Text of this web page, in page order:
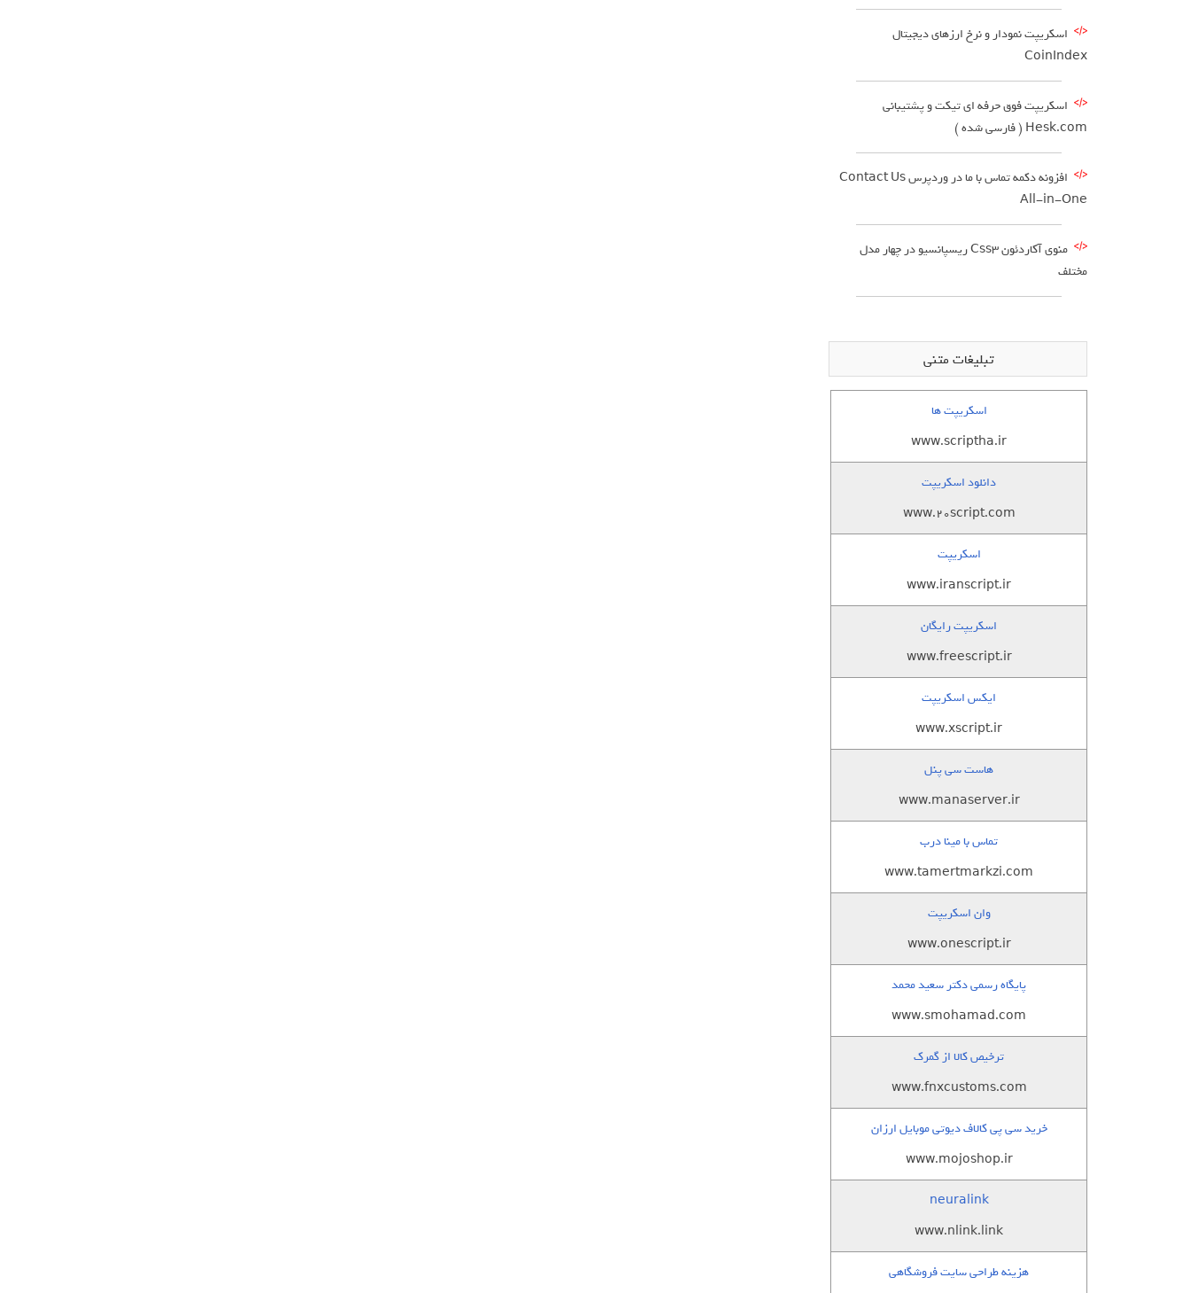
اسکریپت نمودار و نرخ ارزهای دیجیتال
CoinIndex
اسکریپت فوق حرفه ای تیکت و پشتیبانی
Hesk.com ( فارسی شده )
افزونه دکمه تماس با ما در وردپرس Contact Us
All-in-One
منوی آکاردئون Css3 ریسپانسیو در چهار مدل
مختلف
تبلیغات متنی
اسکریپت ها
www.scriptha.ir
دانلود اسکریپت
www.20script.com
اسکریپت
www.iranscript.ir
اسکریپت رایگان
www.freescript.ir
ایکس اسکریپت
www.xscript.ir
هاست سی پنل
www.manaserver.ir
تماس با مینا درب
www.tamertmarkzi.com
وان اسکریپت
www.onescript.ir
پایگاه رسمی دکتر سعید محمد
www.smohamad.com
ترخیص کالا از گمرک
www.fnxcustoms.com
خرید سی پی کالاف دیوتی موبایل ارزان
www.mojoshop.ir
neuralink
www.nlink.link
هزینه طراحی سایت فروشگاهی